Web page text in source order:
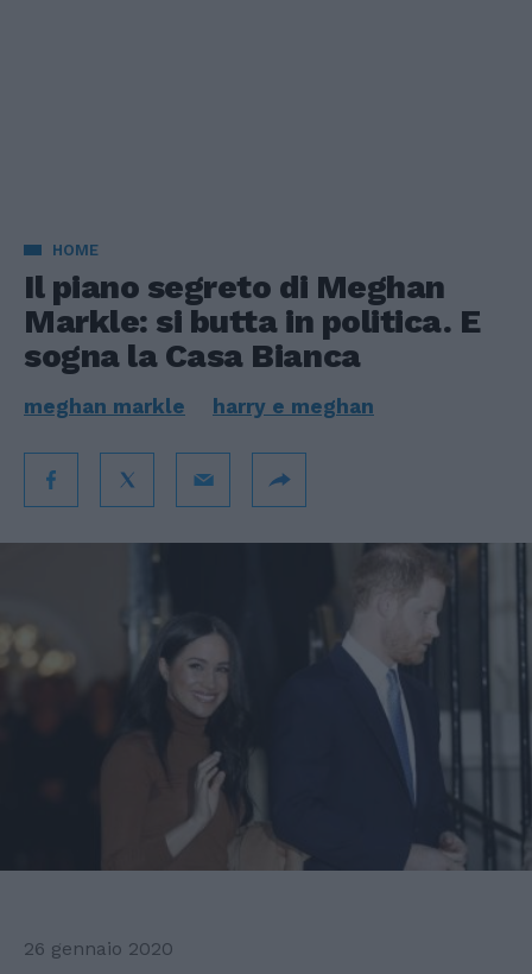
HOME
Il piano segreto di Meghan
Markle: si butta in politica. E
sogna la Casa Bianca
meghan markle harry e meghan
26 gennaio 2020